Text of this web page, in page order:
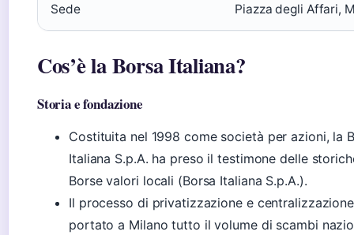
Sede Piazza degli Affari,
Cos’è la Borsa Italiana?
Storia e fondazione
Costituita nel 1998 come società per azioni, la
Italiana S.p.A. ha preso il testimone delle
Borse valori locali (Borsa Italiana S.p.A.).
Il processo di privatizzazione e
portato a Milano tutto il volume di scambi